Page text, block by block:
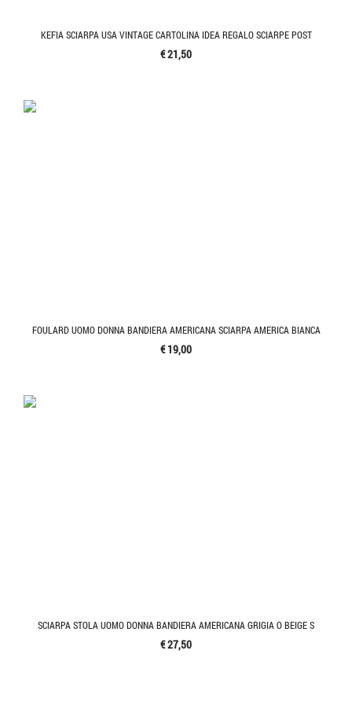
KEFIA SCIARPA USA VINTAGE CARTOLINA IDEA REGALO SCIARPE POST
€ 21,50
FOULARD UOMO DONNA BANDIERA AMERICANA SCIARPA AMERICA BIANCA
€ 19,00
SCIARPA STOLA UOMO DONNA BANDIERA AMERICANA GRIGIA O BEIGE S
€ 27,50